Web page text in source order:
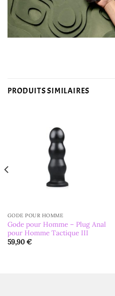
PRODUITS SIMILAIRES
GODE POUR HOMME
Gode pour Homme – Plug Anal
pour Homme Tactique III
59,90€